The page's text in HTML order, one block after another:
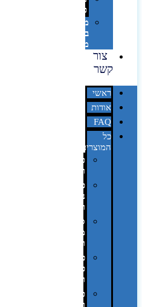
פנטון?
מיתוג
באמצעות
מדבקות
צור
קשר
ראשי
אודות
FAQ
כל
המוצרים
טכנולוגיה
וגאדג'טים
פנאי,
נופש
ונסיעות
סביבת
משרד
ופרימיום
כלים,
פנסים
ורכב
טקסטיל
וחורף